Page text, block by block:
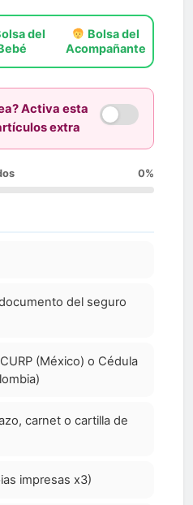
del
Bolsa del
Acompañante
Activa esta
extra
0%
del seguro
(México) o Cédula
carnet o cartilla de
impresas x3)